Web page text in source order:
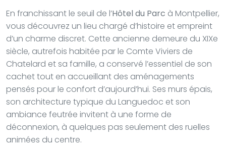
En franchissant le seuil de l’Hôtel du Parc à Montpellier,
vous découvrez un lieu chargé d’histoire et empreint
d’un charme discret. Cette ancienne demeure du XIXe
siècle, autrefois habitée par le Comte Viviers de
Chatelard et sa famille, a conservé l’essentiel de son
cachet tout en accueillant des aménagements
pensés pour le confort d’aujourd’hui. Ses murs épais,
son architecture typique du Languedoc et son
ambiance feutrée invitent à une forme de
déconnexion, à quelques pas seulement des ruelles
animées du centre.